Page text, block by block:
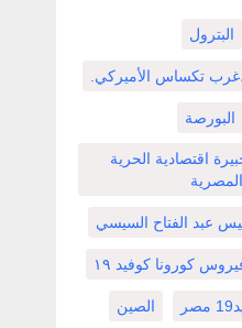
البترول
تكساس الأميركي.
البورصة
اقتصادية الحرية
عبد الفتاح السيسي
كورونا كوفيد ١٩
الصين